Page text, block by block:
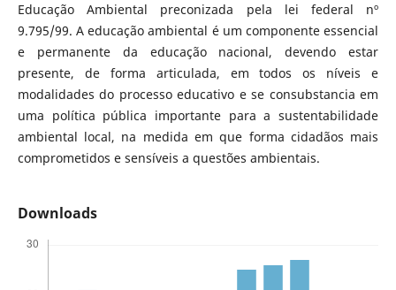
Educação Ambiental preconizada pela lei federal nº
9.795/99. A educação ambiental é um componente essencial
e permanente da educação nacional, devendo estar
presente, de forma articulada, em todos os níveis e
modalidades do processo educativo e se consubstancia em
uma política pública importante para a sustentabilidade
ambiental local, na medida em que forma cidadãos mais
comprometidos e sensíveis a questões ambientais.
Downloads